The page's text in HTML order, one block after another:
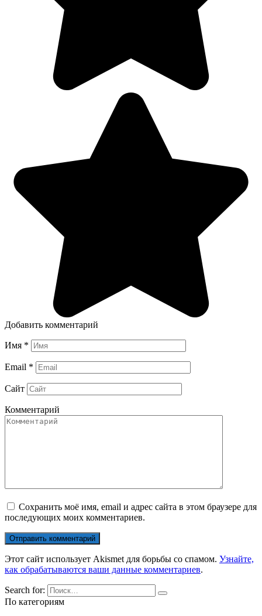
Добавить комментарий
Имя *
Email *
Сайт
Комментарий
Сохранить моё имя, email и адрес сайта в этом браузере для
последующих моих комментариев.
Этот сайт использует Akismet для борьбы со спамом. Узнайте,
как обрабатываются ваши данные комментариев.
Search for:
По категориям